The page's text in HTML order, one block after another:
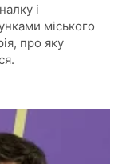
і
міського
про яку